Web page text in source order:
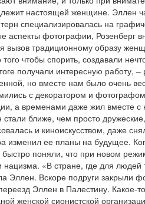
настоящей женщине. Эллен
специализировалась на
аспекты фотографии, Розенберг
вызов традиционному образу
чтобы спорить, создавали
получали интересную работу,
но вместе нам было очень
с декоратором и
а временами даже жил вместе
ближе, чем просто
и киноискусством, даже
изменил ее планы на будущее.
поняли, что при новом
«В стране, где для людей
Эллен. Вскоре подруги закрыли
Эллен в Палестину. Какое-
женской сионистской